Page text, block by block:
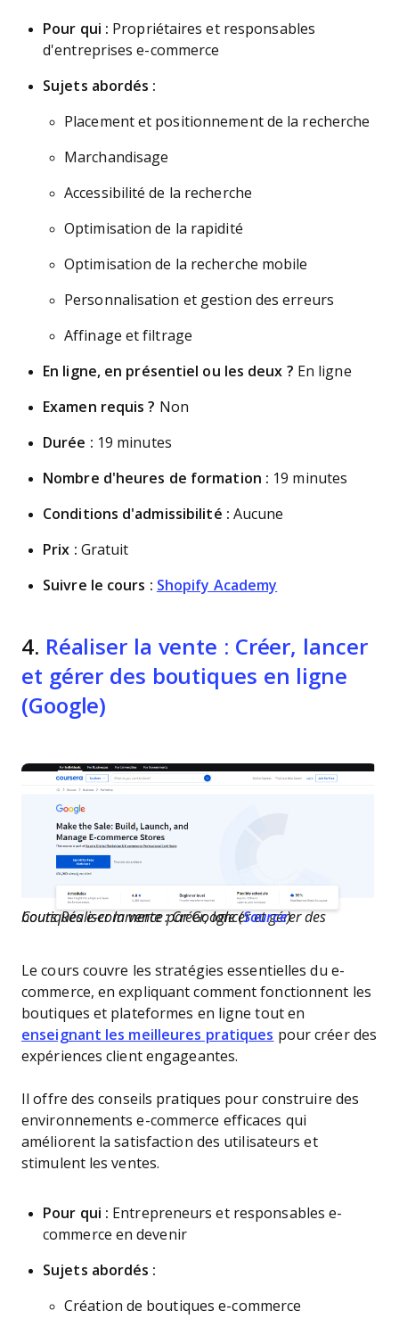
Pour qui : Propriétaires et responsables
d'entreprises e-commerce
Sujets abordés :
Placement et positionnement de la recherche
Marchandisage
Accessibilité de la recherche
Optimisation de la rapidité
Optimisation de la recherche mobile
Personnalisation et gestion des erreurs
Affinage et filtrage
En ligne, en présentiel ou les deux ? En ligne
Examen requis ? Non
Durée : 19 minutes
Nombre d'heures de formation : 19 minutes
Conditions d'admissibilité : Aucune
Prix : Gratuit
Suivre le cours : Shopify Academy
4. Réaliser la vente : Créer, lancer
et gérer des boutiques en ligne
(Google)
Cours Réaliser la vente : Créer, lancer et gérer des boutiques e-commerce par Google (Source)
Le cours couvre les stratégies essentielles du e-
commerce, en expliquant comment fonctionnent les
boutiques et plateformes en ligne tout en
enseignant les meilleures pratiques pour créer des
expériences client engageantes.
Il offre des conseils pratiques pour construire des
environnements e-commerce efficaces qui
améliorent la satisfaction des utilisateurs et
stimulent les ventes.
Pour qui : Entrepreneurs et responsables e-
commerce en devenir
Sujets abordés :
Création de boutiques e-commerce